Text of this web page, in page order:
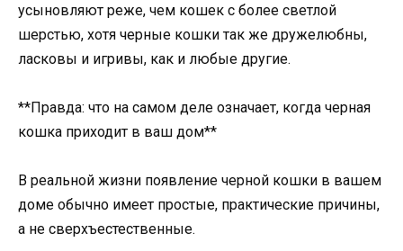
усыновляют реже, чем кошек с более светлой
шерстью, хотя черные кошки так же дружелюбны,
ласковы и игривы, как и любые другие.
**Правда: что на самом деле означает, когда черная
кошка приходит в ваш дом**
В реальной жизни появление черной кошки в вашем
доме обычно имеет простые, практические причины,
а не сверхъестественные.